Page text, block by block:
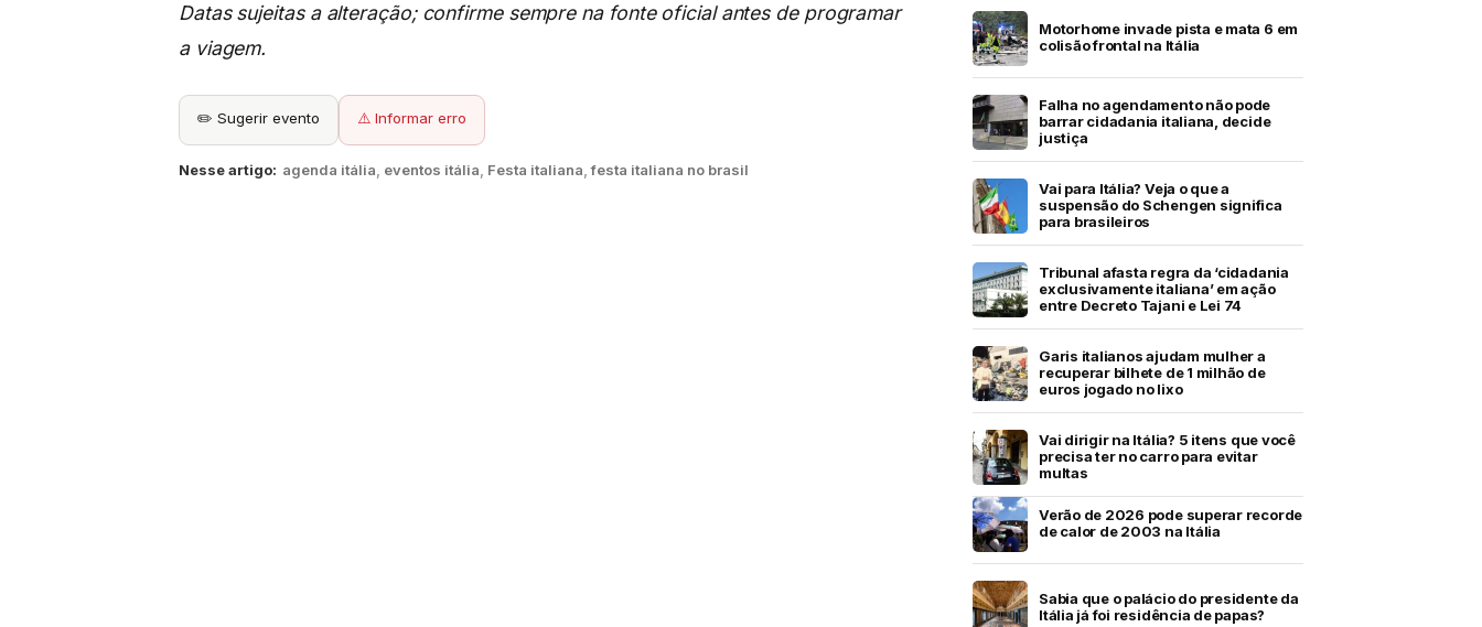
Datas sujeitas a alteração; confirme sempre na fonte oficial antes de programar
a viagem.
✏️ Sugerir evento ⚠️ Informar erro
Nesse artigo: agenda itália, eventos itália, Festa italiana,festa italiana no brasil
Motorhome invade pista e mata 6 em
colisão frontal na Itália
Falha no agendamento não pode
barrar cidadania italiana, decide
justiça
Vai para Itália? Veja o que a
suspensão do Schengen significa
para brasileiros
Tribunal afasta regra da ‘cidadania
exclusivamente italiana’ em ação
entre Decreto Tajani e Lei 74
Garis italianos ajudam mulher a
recuperar bilhete de 1 milhão de
euros jogado no lixo
Vai dirigir na Itália? 5 itens que você
precisa ter no carro para evitar
multas
Verão de 2026 pode superar recorde
de calor de 2003 na Itália
Sabia que o palácio do presidente da
Itália já foi residência de papas?